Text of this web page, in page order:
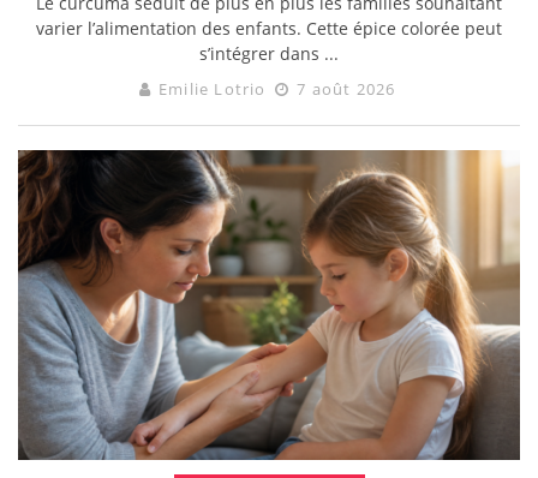
varier l’alimentation des enfants. Cette épice colorée peut
s’intégrer dans ...
Emilie Lotrio 7 août 2026